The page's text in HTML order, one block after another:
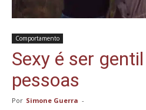
Comportamento
Sexy é ser
pessoas
Por Simone Guerra -